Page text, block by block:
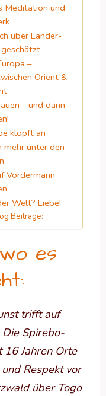
Meditation und
über Länder-
geschätzt
–
Orient &
– und dann
klopft an
mehr unter den
Vordermann
Welt? Liebe!
Beiträge:
es
trifft auf
Spirebo-
16 Jahren Orte
Respekt vor
über Togo